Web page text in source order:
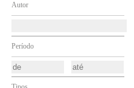
Autor
Período